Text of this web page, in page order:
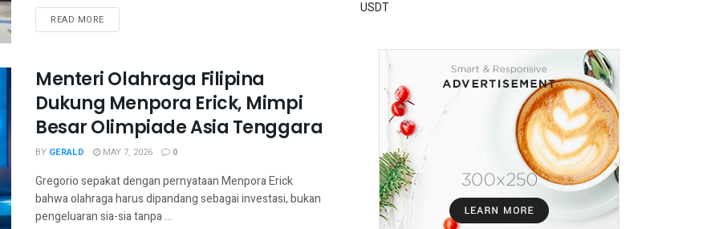
READ MORE
Menteri Olahraga Filipina
Dukung Menpora Erick, Mimpi
Besar Olimpiade Asia Tenggara
BY GERALD MAY 7, 2026 0
Gregorio sepakat dengan pernyataan Menpora Erick
bahwa olahraga harus dipandang sebagai investasi, bukan
pengeluaran sia-sia tanpa ...
USDT